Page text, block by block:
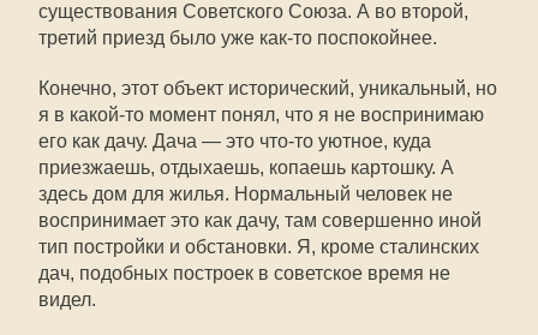
существования Советского Союза. А во второй,
третий приезд было уже как-то поспокойнее.
Конечно, этот объект исторический, уникальный, но
я в какой-то момент понял, что я не воспринимаю
его как дачу. Дача — это что-то уютное, куда
приезжаешь, отдыхаешь, копаешь картошку. А
здесь дом для жилья. Нормальный человек не
воспринимает это как дачу, там совершенно иной
тип постройки и обстановки. Я, кроме сталинских
дач, подобных построек в советское время не
видел.